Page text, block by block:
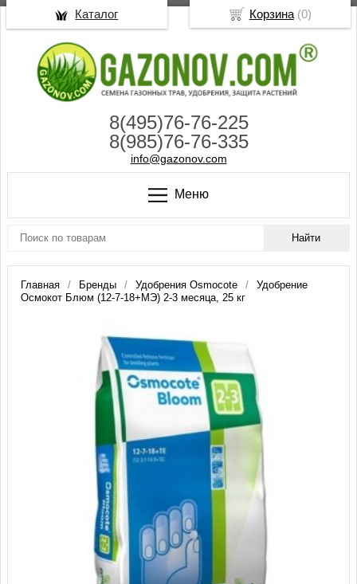
8(495)76-76-225
8(985)76-76-335
info@gazonov.com
Меню
Главная Бренды Удобрения Osmocote
Удобрение
Осмокот Блюм (12-7-18+МЭ) 2-3 месяца, 25 кг
Удобрение Осмокот Блюм (12-7-18+МЭ)
Корзина(0)
Каталог